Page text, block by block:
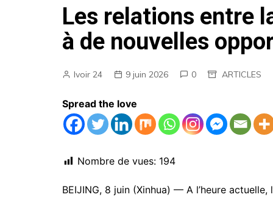
AGENDA
EMPLOIS
Les relations entre
à de nouvelles
Ivoir 24 9 juin 2026 0 ARTICLES
Spread the love
Nombre de vues: 194
BEIJING, 8 juin (Xinhua) — A l’heure